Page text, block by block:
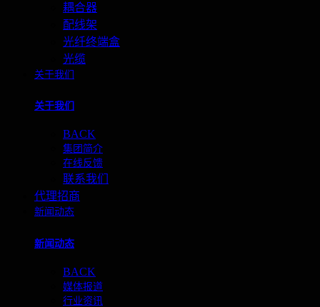
耦合器
配线架
光纤终端盒
光缆
关于我们
关于我们
BACK
集团简介
在线反馈
联系我们
代理招商
新闻动态
新闻动态
BACK
媒体报道
行业资讯